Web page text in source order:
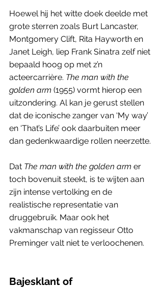
Hoewel hij het witte doek deelde met
grote sterren zoals Burt Lancaster,
Montgomery Clift, Rita Hayworth en
Janet Leigh, liep Frank Sinatra zelf niet
bepaald hoog op met z’n
acteercarrière. The man with the
golden arm (1955) vormt hierop een
uitzondering. Al kan je gerust stellen
dat de iconische zanger van ‘My way’
en ‘That’s Life’ ook daarbuiten meer
dan gedenkwaardige rollen neerzette.
Dat The man with the golden arm er
toch bovenuit steekt, is te wijten aan
zijn intense vertolking en de
realistische representatie van
druggebruik. Maar ook het
vakmanschap van regisseur Otto
Preminger valt niet te verloochenen.
Bajesklant of